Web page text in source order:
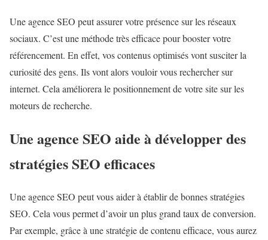
Une agence SEO peut assurer votre présence sur les réseaux
sociaux. C’est une méthode très efficace pour booster votre
référencement. En effet, vos contenus optimisés vont susciter la
curiosité des gens. Ils vont alors vouloir vous rechercher sur
internet. Cela améliorera le positionnement de votre site sur les
moteurs de recherche.
Une agence SEO aide à développer des
stratégies SEO efficaces
Une agence SEO peut vous aider à établir de bonnes stratégies
SEO. Cela vous permet d’avoir un plus grand taux de conversion.
Par exemple, grâce à une stratégie de contenu efficace, vous aurez